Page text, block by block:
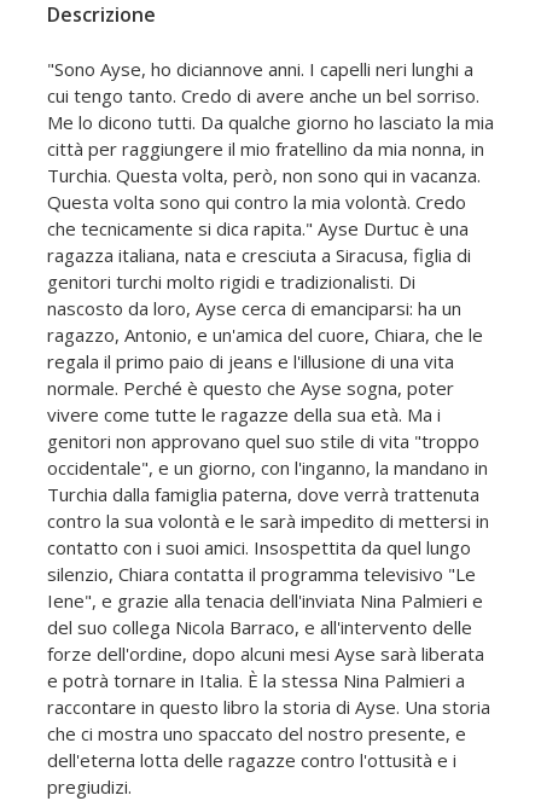
Descrizione
"Sono Ayse, ho diciannove anni. I capelli neri lunghi a
cui tengo tanto. Credo di avere anche un bel sorriso.
Me lo dicono tutti. Da qualche giorno ho lasciato la mia
città per raggiungere il mio fratellino da mia nonna, in
Turchia. Questa volta, però, non sono qui in vacanza.
Questa volta sono qui contro la mia volontà. Credo
che tecnicamente si dica rapita." Ayse Durtuc è una
ragazza italiana, nata e cresciuta a Siracusa, figlia di
genitori turchi molto rigidi e tradizionalisti. Di
nascosto da loro, Ayse cerca di emanciparsi: ha un
ragazzo, Antonio, e un'amica del cuore, Chiara, che le
regala il primo paio di jeans e l'illusione di una vita
normale. Perché è questo che Ayse sogna, poter
vivere come tutte le ragazze della sua età. Ma i
genitori non approvano quel suo stile di vita "troppo
occidentale", e un giorno, con l'inganno, la mandano in
Turchia dalla famiglia paterna, dove verrà trattenuta
contro la sua volontà e le sarà impedito di mettersi in
contatto con i suoi amici. Insospettita da quel lungo
silenzio, Chiara contatta il programma televisivo "Le
Iene", e grazie alla tenacia dell'inviata Nina Palmieri e
del suo collega Nicola Barraco, e all'intervento delle
forze dell'ordine, dopo alcuni mesi Ayse sarà liberata
e potrà tornare in Italia. È la stessa Nina Palmieri a
raccontare in questo libro la storia di Ayse. Una storia
che ci mostra uno spaccato del nostro presente, e
dell'eterna lotta delle ragazze contro l'ottusità e i
pregiudizi.